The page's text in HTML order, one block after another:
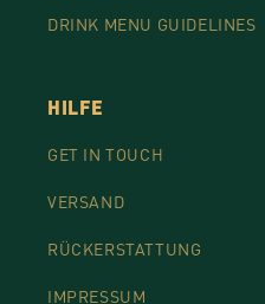
DRINK MENU GUIDELINES
HILFE
GET IN TOUCH
VERSAND
RÜCKERSTATTUNG
IMPRESSUM